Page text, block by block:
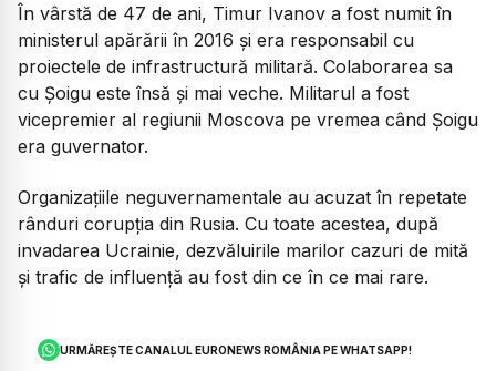
În vârstă de 47 de ani, Timur Ivanov a fost numit în
ministerul apărării în 2016 și era responsabil cu
proiectele de infrastructură militară. Colaborarea sa
cu Șoigu este însă și mai veche. Militarul a fost
vicepremier al regiunii Moscova pe vremea când Șoigu
era guvernator.
Organizațiile neguvernamentale au acuzat în repetate
rânduri corupția din Rusia. Cu toate acestea, după
invadarea Ucrainie, dezvăluirile marilor cazuri de mită
și trafic de influență au fost din ce în ce mai rare.
URMĂREȘTE CANALUL EURONEWS ROMÂNIA PE WHATSAPP!